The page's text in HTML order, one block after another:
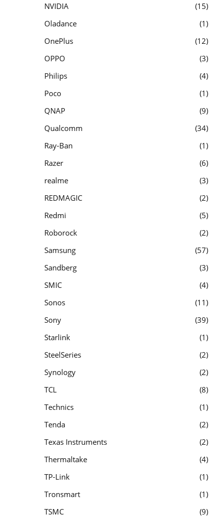
NVIDIA
15
Oladance
1
OnePlus
12
OPPO
3
Philips
4
Poco
1
QNAP
9
Qualcomm
34
Ray-Ban
1
Razer
6
realme
3
REDMAGIC
2
Redmi
5
Roborock
2
Samsung
57
Sandberg
3
SMIC
4
Sonos
11
Sony
39
Starlink
1
SteelSeries
2
Synology
2
TCL
8
Technics
1
Tenda
2
Texas Instruments
2
Thermaltake
4
TP-Link
1
Tronsmart
1
TSMC
9